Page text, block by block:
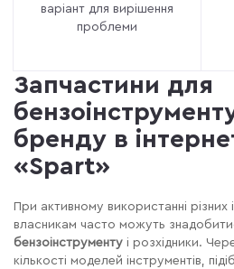
варіант для вирішення
проблеми
Запчастини для
бренду в
«Spart»
При активному використанні різних
власникам часто можуть
бензоінструменту і розхідники.
кількості моделей інструментів,